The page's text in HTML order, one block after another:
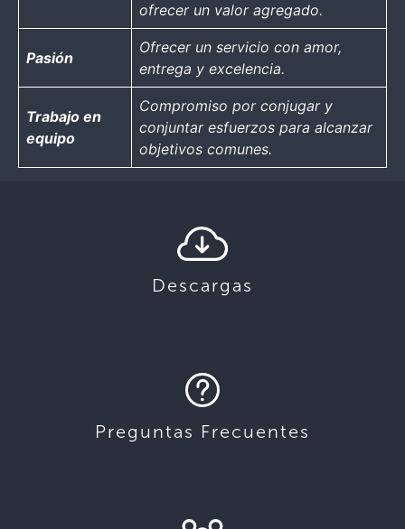
ofrecer un valor agregado.
Pasión
Ofrecer un servicio con amor,
entrega y excelencia.
Trabajo en
equipo
Compromiso por conjugar y
conjuntar esfuerzos para alcanzar
objetivos comunes.
Descargas
Preguntas Frecuentes